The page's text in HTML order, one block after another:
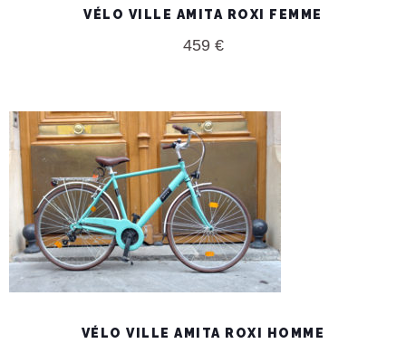
VÉLO VILLE AMITA ROXI FEMME
459 €
VÉLO VILLE AMITA ROXI HOMME